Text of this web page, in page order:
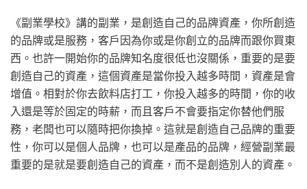
《副業學校》講的副業，是創造自己的品牌資產，你所創造
的品牌或是服務，客戶因為你或是你創立的品牌而跟你買東
西。也許一開始你的品牌知名度很低也沒關係，重要的是要
創造自己的資產，這個資產是當你投入越多時間，資產是會
增值。相對於你去飲料店打工，你投入越多的時間，你的收
入還是等於固定的時薪，而且客戶不會要指定你替他們服
務，老闆也可以隨時把你換掉。這就是創造自己品牌的重要
性，你可以是個人品牌，也可以是產品的品牌，經營副業最
重要的是就是要創造自己的資產，而不是創造別人的資產。